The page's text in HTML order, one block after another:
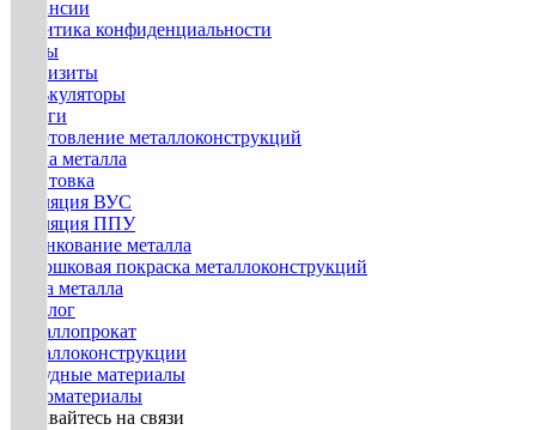
Вакансии
Политика конфиденциальности
Госты
Реквизиты
Калькуляторы
Услуги
Изготовление металлоконструкций
Гибка металла
Грунтовка
Изоляция ВУС
Изоляция ППУ
Оцинкование металла
Порошковая покраска металлоконструкций
Резка металла
Каталог
Металлопрокат
Металлоконструкции
Нерудные материалы
Пиломатериалы
Оставайтесь на связи